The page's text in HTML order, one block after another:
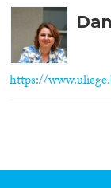
https://